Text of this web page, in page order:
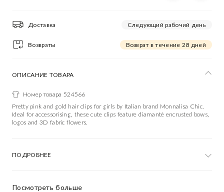
Доставка Следующий рабочий день
Возвраты Возврат в течение 28 дней
Посмотреть больше
ОПИСАНИЕ ТОВАРА
Номер товара 524566
Pretty pink and gold hair clips for girls by Italian brand Monnalisa Chic.
Ideal for accessorising, these cute clips feature diamanté encrusted bows,
logos and 3D fabric flowers.
ПОДРОБНЕЕ